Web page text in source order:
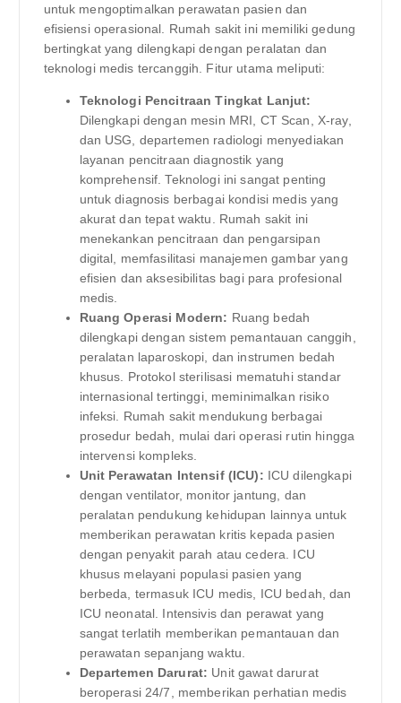
untuk mengoptimalkan perawatan pasien dan
efisiensi operasional. Rumah sakit ini memiliki gedung
bertingkat yang dilengkapi dengan peralatan dan
teknologi medis tercanggih. Fitur utama meliputi:
Teknologi Pencitraan Tingkat Lanjut:
Dilengkapi dengan mesin MRI, CT Scan, X-ray,
dan USG, departemen radiologi menyediakan
layanan pencitraan diagnostik yang
komprehensif. Teknologi ini sangat penting
untuk diagnosis berbagai kondisi medis yang
akurat dan tepat waktu. Rumah sakit ini
menekankan pencitraan dan pengarsipan
digital, memfasilitasi manajemen gambar yang
efisien dan aksesibilitas bagi para profesional
medis.
Ruang Operasi Modern: Ruang bedah
dilengkapi dengan sistem pemantauan canggih,
peralatan laparoskopi, dan instrumen bedah
khusus. Protokol sterilisasi mematuhi standar
internasional tertinggi, meminimalkan risiko
infeksi. Rumah sakit mendukung berbagai
prosedur bedah, mulai dari operasi rutin hingga
intervensi kompleks.
Unit Perawatan Intensif (ICU): ICU dilengkapi
dengan ventilator, monitor jantung, dan
peralatan pendukung kehidupan lainnya untuk
memberikan perawatan kritis kepada pasien
dengan penyakit parah atau cedera. ICU
khusus melayani populasi pasien yang
berbeda, termasuk ICU medis, ICU bedah, dan
ICU neonatal. Intensivis dan perawat yang
sangat terlatih memberikan pemantauan dan
perawatan sepanjang waktu.
Departemen Darurat: Unit gawat darurat
beroperasi 24/7, memberikan perhatian medis